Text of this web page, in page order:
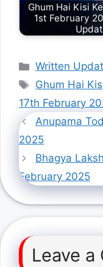
Ghum Hai Kisi
1st February
Categories
Written
Tags
Ghum Hai
17th February
Anupama
2025
Bhagya
February 2025
Leave a